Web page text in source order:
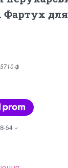
для
5710-ф
64